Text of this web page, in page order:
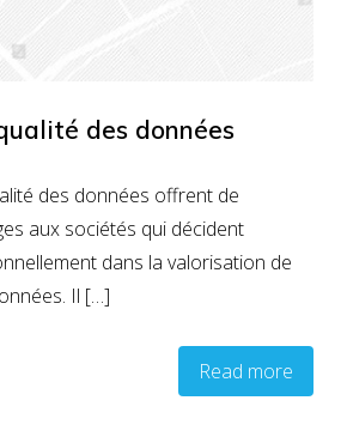
des données
des données offrent de
aux sociétés qui décident
dans la valorisation de
Il […]
Read more